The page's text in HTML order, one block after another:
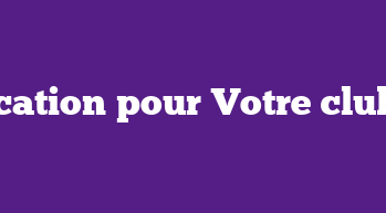
pour Votre